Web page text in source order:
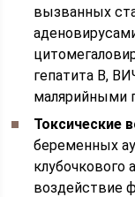
вызванных
гепатита В,
малярийными
Токсические
беременных
клубочкового
воздействие